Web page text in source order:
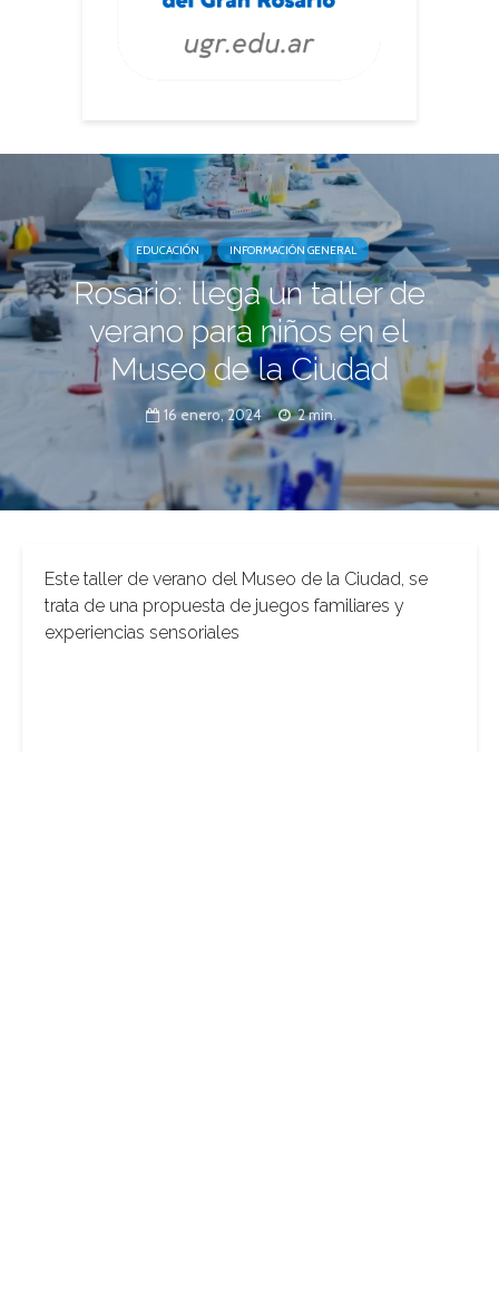
EDUCACIÓN INFORMACIÓN GENERAL
Rosario: llega un taller de
verano para niños en el
Museo de la Ciudad
16 enero, 2024 2 min.
Este taller de verano del Museo de la Ciudad, se
trata de una propuesta de juegos familiares y
experiencias sensoriales